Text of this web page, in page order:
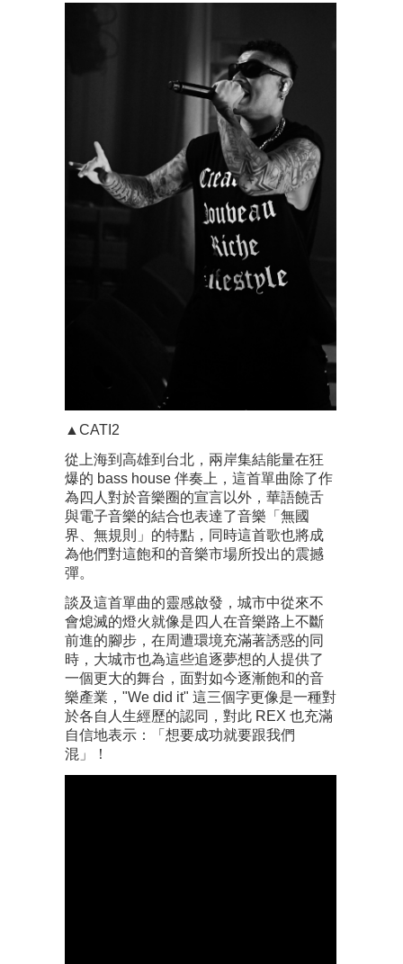
▲CATI2
從上海到高雄到台北，兩岸集結能量在狂
爆的 bass house 伴奏上，這首單曲除了作
為四人對於音樂圈的宣言以外，華語饒舌
與電子音樂的結合也表達了音樂「無國
界、無規則」的特點，同時這首歌也將成
為他們對這飽和的音樂市場所投出的震撼
彈。
談及這首單曲的靈感啟發，城市中從來不
會熄滅的燈火就像是四人在音樂路上不斷
前進的腳步，在周遭環境充滿著誘惑的同
時，大城市也為這些追逐夢想的人提供了
一個更大的舞台，面對如今逐漸飽和的音
樂產業，"We did it" 這三個字更像是一種對
於各自人生經歷的認同，對此 REX 也充滿
自信地表示：「想要成功就要跟我們
混」！